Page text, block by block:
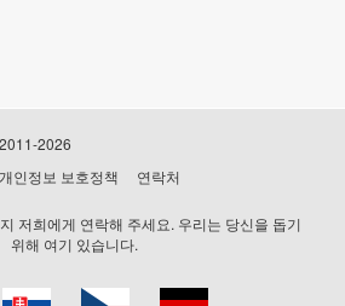
2026
개인정보 보호정책 연락처
저희에게 연락해 주세요. 우리는 당신을 돕기
위해 여기 있습니다.